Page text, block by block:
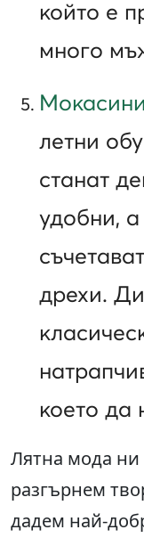
който е
много
Мокасини
летни
станат
удобни,
дрехи.
което да
Лятна мода ни
разгърнем
дадем най-